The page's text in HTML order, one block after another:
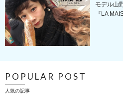
モデル山
『LA
POPULAR POST
人気の記事